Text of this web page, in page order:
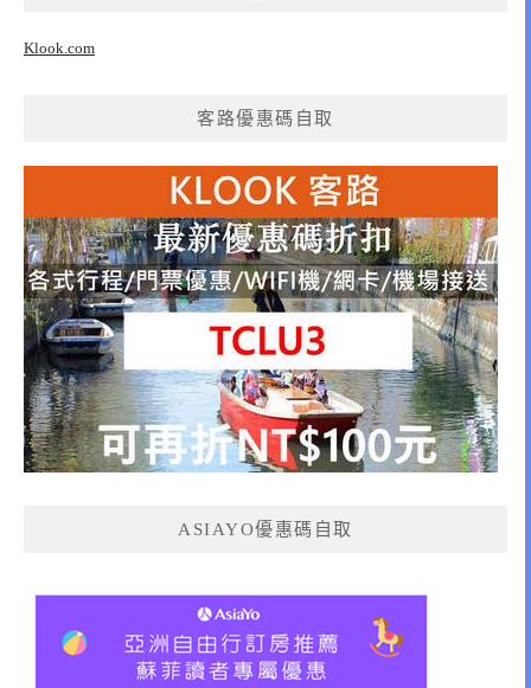
Klook.com
客路優惠碼自取
ASIAYO優惠碼自取